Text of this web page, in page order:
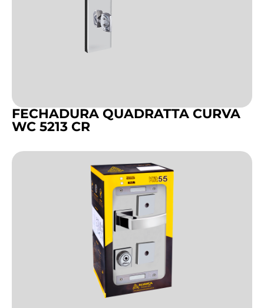
FECHADURA QUADRATTA CURVA
WC 5213 CR